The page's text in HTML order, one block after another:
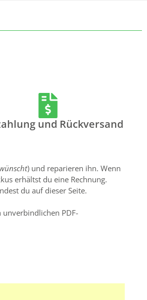
und Rückversand
) und reparieren ihn. Wenn
erhältst du eine Rechnung.
du auf dieser Seite.
PDF-